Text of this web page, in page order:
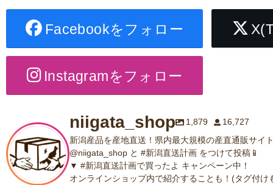
Facebookをフォロー
Instagramをフォロー
niigata_shop 1,879
16,727
新潟産品を産地直送！県内最大規模の産直通販サイ
@niigata_shop と #新潟直送計画 をつけて投稿📱
▼ #新潟直送計画で買ったよ キャンペーン中！
オンラインショップ内で紹介することも！(タグ付け